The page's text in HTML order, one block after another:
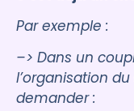
Par exemple :
–> Dans un
l’organisation
demander :